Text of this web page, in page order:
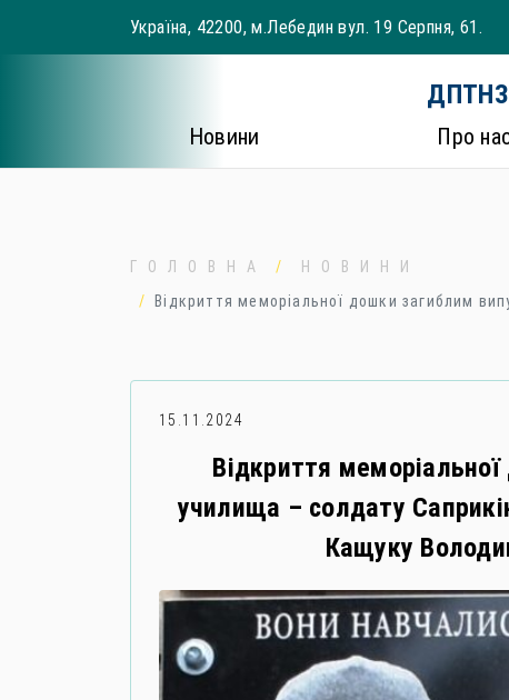
Україна, 42200, м.Лебедин вул. 19 Серпня, 61.
ДПТНЗ
Новини Про
ГОЛОВНА
НОВИНИ
Відкриття меморіальної дошки загиблим
15.11.2024
Відкриття
училища – солдату
Кащуку